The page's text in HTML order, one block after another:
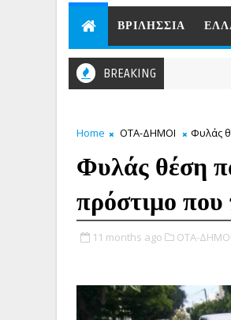
ΒΡΙΛΗΣΣΙΑ
BREAKING
Home ΟΤΑ-ΔΗΜΟΙ Φυλάς
Φυλάς θέση
πρόστιμο που
11 months ago ΟΤΑ-